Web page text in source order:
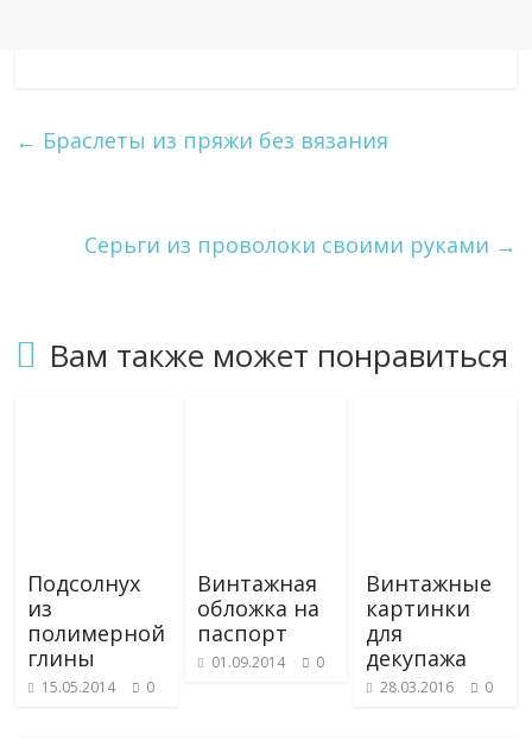
← Браслеты из пряжи без вязания
Серьги из проволоки своими руками →
Вам также может понравиться
Подсолнух
из
полимерной
глины
15.05.2014 0
Винтажная
обложка на
паспорт
01.09.2014 0
Винтажные
картинки
для
декупажа
28.03.2016 0